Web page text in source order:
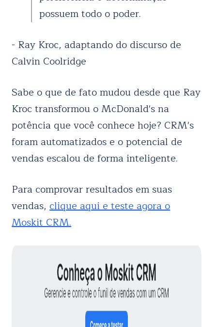
possuem todo o poder.
- Ray Kroc, adaptando do discurso de
Calvin Coolridge
Sabe o que de fato mudou desde que Ray
Kroc transformou o McDonald's na
potência que você conhece hoje? CRM's
foram automatizados e o potencial de
vendas escalou de forma inteligente.
Para comprovar resultados em suas
vendas,clique aqui e teste agora o
Moskit CRM.